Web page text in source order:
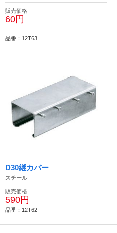
販売価格
60円
品番：12T63
D30継カバー
スチール
販売価格
590円
品番：12T62